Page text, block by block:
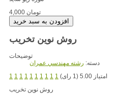
4,000 تومان
روش نوین تخریب
توضیحات
دسته: رشته مهندسي عمران
1 1 1 1 1 1 1 1 1 1
امتیاز 5.00 (1 رای)